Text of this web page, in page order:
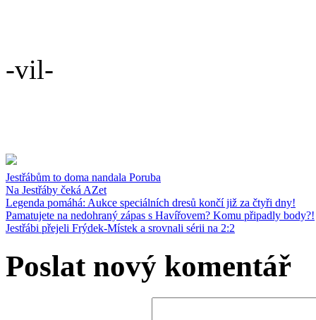
-vil-
Jestřábům to doma nandala Poruba
Na Jestřáby čeká AZet
Legenda pomáhá: Aukce speciálních dresů končí již za čtyři dny!
Pamatujete na nedohraný zápas s Havířovem? Komu připadly body?!
Jestřábi přejeli Frýdek-Místek a srovnali sérii na 2:2
Poslat nový komentář